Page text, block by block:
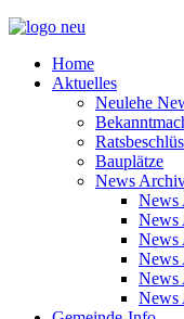
Home
Aktuelles
Neulehe
Bauplätze
News
News
News
News
News
News
News